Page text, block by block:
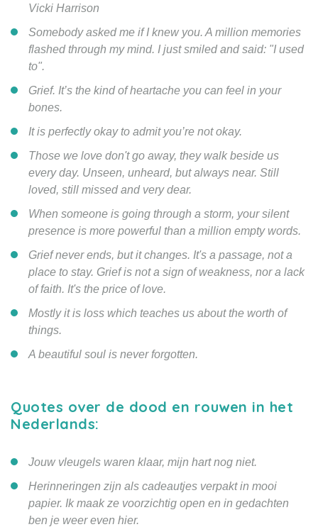
Vicki Harrison
Somebody asked me if I knew you. A million memories
flashed through my mind. I just smiled and said: "I used
to".
Grief. It’s the kind of heartache you can feel in your
bones.
It is perfectly okay to admit you’re not okay.
Those we love don't go away, they walk beside us
every day. Unseen, unheard, but always near. Still
loved, still missed and very dear.
When someone is going through a storm, your silent
presence is more powerful than a million empty words.
Grief never ends, but it changes. It's a passage, not a
place to stay. Grief is not a sign of weakness, nor a lack
of faith. It's the price of love.
Mostly it is loss which teaches us about the worth of
things.
A beautiful soul is never forgotten.
Quotes over de dood en rouwen in het
Nederlands:
Jouw vleugels waren klaar, mijn hart nog niet.
Herinneringen zijn als cadeautjes verpakt in mooi
papier. Ik maak ze voorzichtig open en in gedachten
ben je weer even hier.